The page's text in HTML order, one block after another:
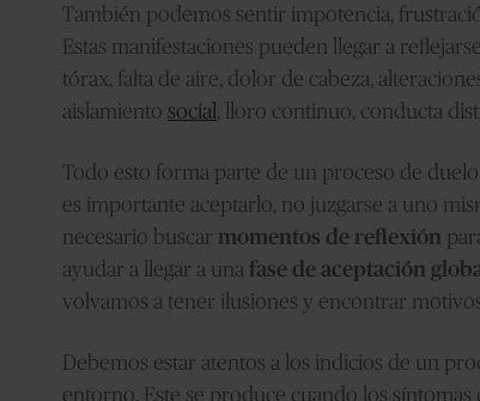
También podemos sentir impotencia,
Estas manifestaciones pueden llegar a
tórax, falta de aire, dolor de cabeza,
aislamiento social, lloro continuo, conducta
Todo esto forma parte de un proceso de
es importante aceptarlo, no juzgarse a uno
necesario buscar momentos de reflexión
ayudar a llegar a una fase de aceptación
volvamos a tener ilusiones y encontrar
Debemos estar atentos a los indicios de un
entorno. Este se produce cuando los síntomas